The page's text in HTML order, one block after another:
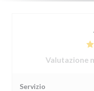
Valutazione
Servizio